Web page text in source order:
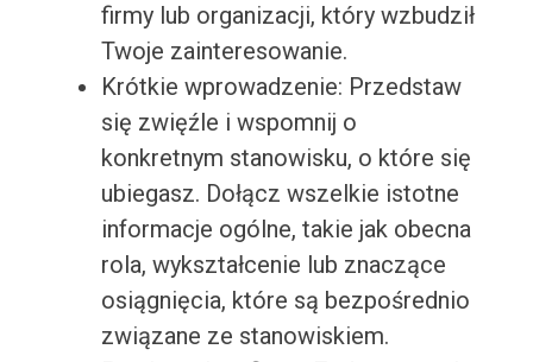
firmy lub organizacji, który wzbudził
Twoje zainteresowanie.
Krótkie wprowadzenie: Przedstaw
się zwięźle i wspomnij o
konkretnym stanowisku, o które się
ubiegasz. Dołącz wszelkie istotne
informacje ogólne, takie jak obecna
rola, wykształcenie lub znaczące
osiągnięcia, które są bezpośrednio
związane ze stanowiskiem.